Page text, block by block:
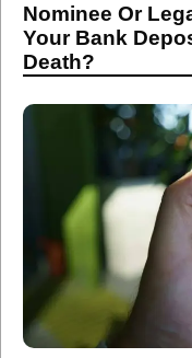
Nominee Or
Your Bank
Death?